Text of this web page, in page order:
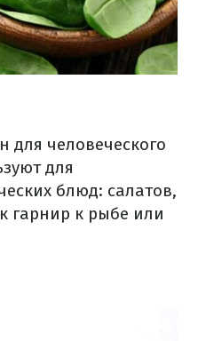
для человеческого
для
блюд: салатов,
гарнир к рыбе или